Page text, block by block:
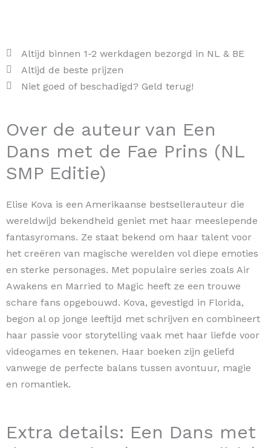
Altijd binnen 1-2 werkdagen bezorgd in NL & BE
Altijd de beste prijzen
Niet goed of beschadigd? Geld terug!
Over de auteur van Een
Dans met de Fae Prins (NL
SMP Editie)
Elise Kova is een Amerikaanse bestsellerauteur die
wereldwijd bekendheid geniet met haar meeslepende
fantasyromans. Ze staat bekend om haar talent voor
het creëren van magische werelden vol diepe emoties
en sterke personages. Met populaire series zoals Air
Awakens en Married to Magic heeft ze een trouwe
schare fans opgebouwd. Kova, gevestigd in Florida,
begon al op jonge leeftijd met schrijven en combineert
haar passie voor storytelling vaak met haar liefde voor
videogames en tekenen. Haar boeken zijn geliefd
vanwege de perfecte balans tussen avontuur, magie
en romantiek.
Extra details: Een Dans met